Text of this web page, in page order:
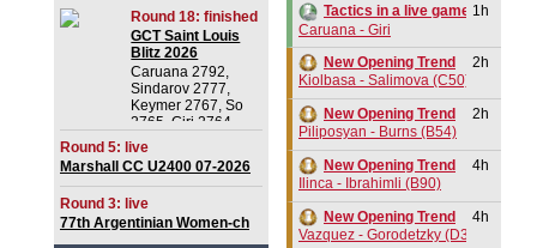
Round 18: finished
GCT Saint Louis
Blitz 2026
Caruana 2792,
Sindarov 2777,
Keymer 2767, So
2765, Giri 2764,
Praggnanandhaa R
2750, Dominguez
Perez 2732, Van
Foreest 2728,
Aronian 2721
Round 5: live
Marshall CC U2400 07-2026
Round 3: live
77th Argentinian Women-ch
Tactics in a live game
Caruana - Giri
1h
New Opening Trend
Kiolbasa - Salimova (C50)
2h
New Opening Trend
Piliposyan - Burns (B54)
2h
New Opening Trend
Ilinca - Ibrahimli (B90)
4h
New Opening Trend
Vazquez - Gorodetzky (D35)
4h